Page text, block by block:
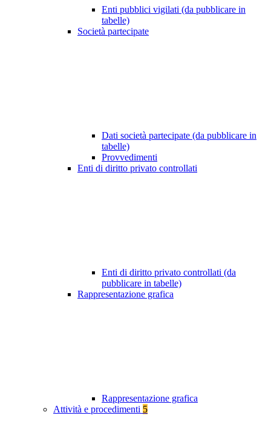
Enti pubblici vigilati (da pubblicare in
tabelle)
Società partecipate
Dati società partecipate (da pubblicare in
tabelle)
Provvedimenti
Enti di diritto privato controllati
Enti di diritto privato controllati (da
pubblicare in tabelle)
Rappresentazione grafica
Rappresentazione grafica
Attività e procedimenti 5